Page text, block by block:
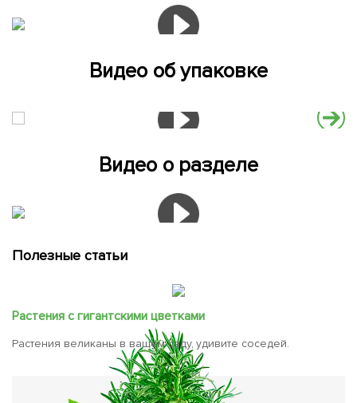
Видео об упаковке
Видео о разделе
Полезные статьи
Растения с гигантскими цветками
Растения великаны в вашем саду, удивите соседей.